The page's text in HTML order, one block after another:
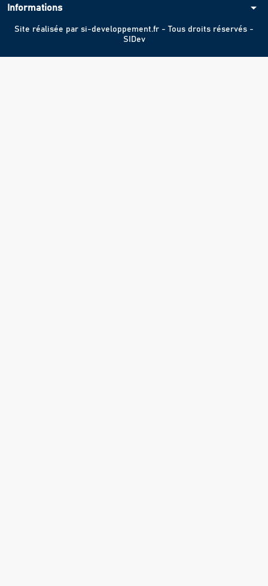
Informations arrow_drop_down
Site réalisée par si-developpement.fr - Tous droits réservés -
SIDev